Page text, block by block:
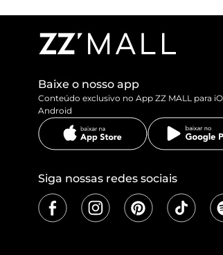
Baixe o nosso app
Conteúdo exclusivo no App ZZ MALL para
Android
Siga nossas redes sociais